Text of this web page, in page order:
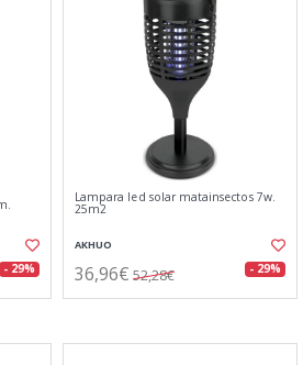
- 29%
Lampara led solar matainsectos 7w.
25m2
AKHUO
36,96€ 52,28€ - 29%